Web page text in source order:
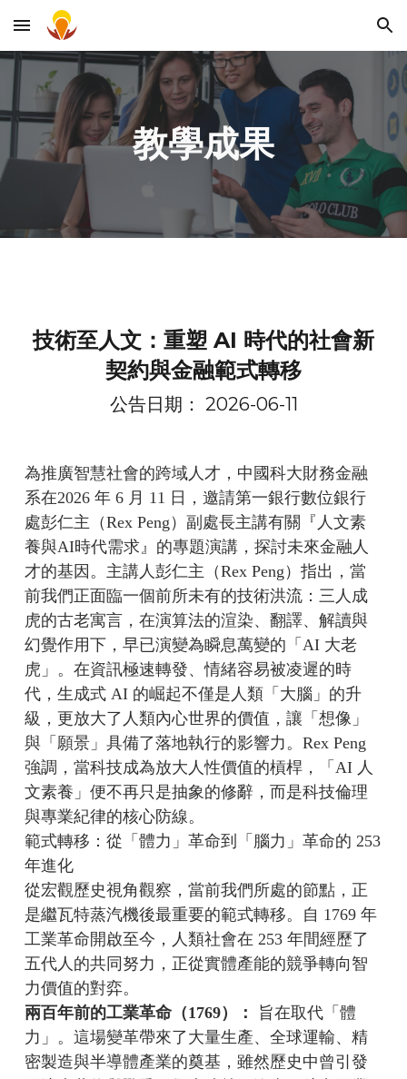
Skip to main content Skip to navigation
教學成果
技術至人文：重塑 AI 時代的社會新
契約與金融範式轉移
公告日期： 2026-06-11
為推廣智慧社會的跨域人才，中國科大財務金融
系在2026 年 6 月 11 日，邀請第一銀行數位銀行
處彭仁主（Rex Peng）副處長主講有關『人文素
養與AI時代需求』的專題演講，探討未來金融人
才的基因。主講人彭仁主（Rex Peng）指出，當
前我們正面臨一個前所未有的技術洪流：三人成
虎的古老寓言，在演算法的渲染、翻譯、解讀與
幻覺作用下，早已演變為瞬息萬變的「AI 大老
虎」。在資訊極速轉發、情緒容易被凌遲的時
代，生成式 AI 的崛起不僅是人類「大腦」的升
級，更放大了人類內心世界的價值，讓「想像」
與「願景」具備了落地執行的影響力。Rex Peng
強調，當科技成為放大人性價值的槓桿，「AI 人
文素養」便不再只是抽象的修辭，而是科技倫理
與專業紀律的核心防線。
範式轉移：從「體力」革命到「腦力」革命的 253
年進化
從宏觀歷史視角觀察，當前我們所處的節點，正
是繼瓦特蒸汽機後最重要的範式轉移。自 1769 年
工業革命開啟至今，人類社會在 253 年間經歷了
五代人的共同努力，正從實體產能的競爭轉向智
力價值的對弈。
兩百年前的工業革命（1769）：
旨在取代「體
力」。這場變革帶來了大量生產、全球運輸、精
密製造與半導體產業的奠基，雖然歷史中曾引發